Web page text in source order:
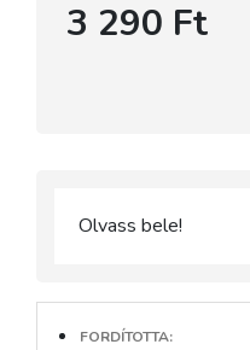
3 290 Ft
Olvass bele!
FORDÍTOTTA: